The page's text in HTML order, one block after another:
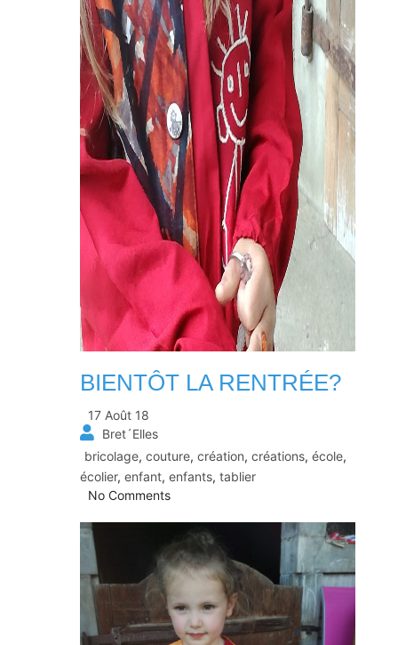
BIENTÔT LA RENTRÉE?
17 Août 18
Bret´Elles
bricolage, couture, création, créations, école,
écolier, enfant, enfants, tablier
No Comments